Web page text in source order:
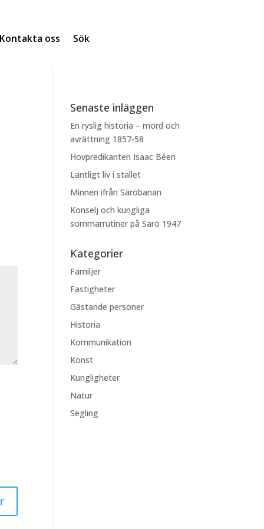
oss Sök
Senaste inläggen
En ryslig historia – mord och
avrättning 1857-58
Hovpredikanten Isaac Béen
Lantligt liv i stallet
Minnen ifrån Säröbanan
Konselj och kungliga
sommarrutiner på Särö 1947
Kategorier
Familjer
Fastigheter
Gästande personer
Historia
Kommunikation
Konst
Kungligheter
Natur
Segling